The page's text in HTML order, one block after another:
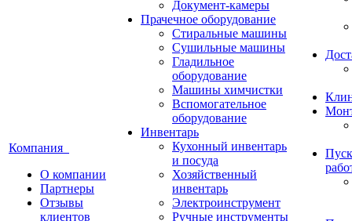
Компания
О компании
Партнеры
Отзывы
клиентов
Документ-камеры
Прачечное оборудование
Стиральные машины
Сушильные машины
Гладильное
оборудование
Машины химчистки
Вспомогательное
оборудование
Инвентарь
Кухонный инвентарь
и посуда
Хозяйственный
инвентарь
Электроинструмент
Ручные инструменты